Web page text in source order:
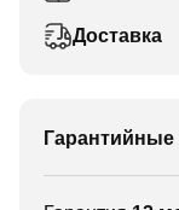
Доставка
Гарантийные